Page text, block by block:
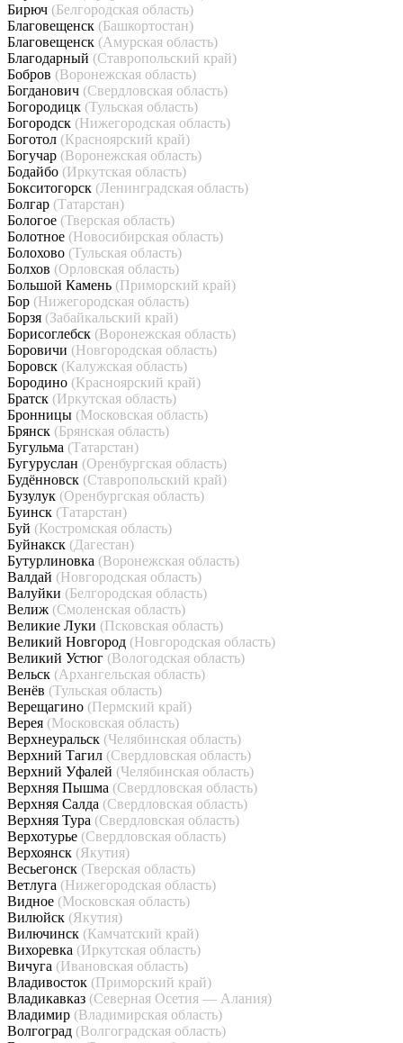
Бирюч (Белгородская область)
Благовещенск (Башкортостан)
Благовещенск (Амурская область)
Благодарный (Ставропольский край)
Бобров (Воронежская область)
Богданович (Свердловская область)
Богородицк (Тульская область)
Богородск (Нижегородская область)
Боготол (Красноярский край)
Богучар (Воронежская область)
Бодайбо (Иркутская область)
Бокситогорск (Ленинградская область)
Болгар (Татарстан)
Бологое (Тверская область)
Болотное (Новосибирская область)
Болохово (Тульская область)
Болхов (Орловская область)
Большой Камень (Приморский край)
Бор (Нижегородская область)
Борзя (Забайкальский край)
Борисоглебск (Воронежская область)
Боровичи (Новгородская область)
Боровск (Калужская область)
Бородино (Красноярский край)
Братск (Иркутская область)
Бронницы (Московская область)
Брянск (Брянская область)
Бугульма (Татарстан)
Бугуруслан (Оренбургская область)
Будённовск (Ставропольский край)
Бузулук (Оренбургская область)
Буинск (Татарстан)
Буй (Костромская область)
Буйнакск (Дагестан)
Бутурлиновка (Воронежская область)
Валдай (Новгородская область)
Валуйки (Белгородская область)
Велиж (Смоленская область)
Великие Луки (Псковская область)
Великий Новгород (Новгородская область)
Великий Устюг (Вологодская область)
Вельск (Архангельская область)
Венёв (Тульская область)
Верещагино (Пермский край)
Верея (Московская область)
Верхнеуральск (Челябинская область)
Верхний Тагил (Свердловская область)
Верхний Уфалей (Челябинская область)
Верхняя Пышма (Свердловская область)
Верхняя Салда (Свердловская область)
Верхняя Тура (Свердловская область)
Верхотурье (Свердловская область)
Верхоянск (Якутия)
Весьегонск (Тверская область)
Ветлуга (Нижегородская область)
Видное (Московская область)
Вилюйск (Якутия)
Вилючинск (Камчатский край)
Вихоревка (Иркутская область)
Вичуга (Ивановская область)
Владивосток (Приморский край)
Владикавказ (Северная Осетия — Алания)
Владимир (Владимирская область)
Волгоград (Волгоградская область)